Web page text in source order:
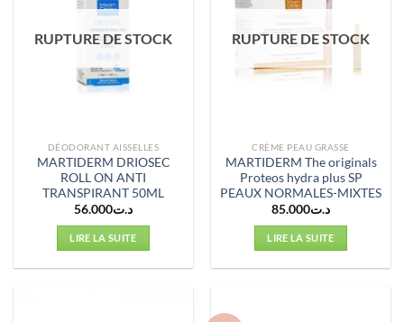
RUPTURE DE STOCK
DÉODORANT AISSELLES
MARTIDERM DRIOSEC
ROLL ON ANTI
TRANSPIRANT 50ML
د.ت56.000
LIRE LA SUITE
RUPTURE DE STOCK
CRÈME PEAU GRASSE
MARTIDERM The originals
Proteos hydra plus SP
PEAUX NORMALES-MIXTES
د.ت85.000
LIRE LA SUITE